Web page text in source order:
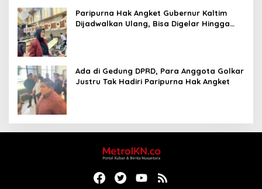
Paripurna Hak Angket Gubernur Kaltim
Dijadwalkan Ulang, Bisa Digelar Hingga
Ada di Gedung DPRD, Para Anggota Golkar
Justru Tak Hadiri Paripurna Hak Angket